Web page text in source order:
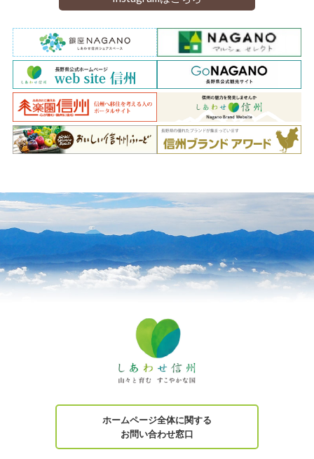
ホームページ全体に関する
お問い合わせ窓口